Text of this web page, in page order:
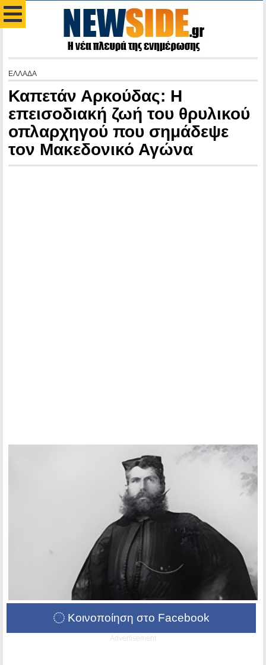
ΕΛΛΑΔΑ
Καπετάν Αρκούδας: Η
επεισοδιακή ζωή του θρυλικού
οπλαρχηγού που σημάδεψε
τον Μακεδονικό Αγώνα
Κοινοποίηση στο Facebook
Advertisement